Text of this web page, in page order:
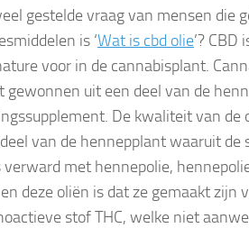
gestelde vraag van mensen die
is ‘Wat is cbd olie’?
voor in de cannabisplant.
gewonnen uit een deel van de
De kwaliteit van
van de hennepplant waaruit
verward met hennepolie,
deze oliën is dat ze gemaakt zijn
stof THC, welke niet